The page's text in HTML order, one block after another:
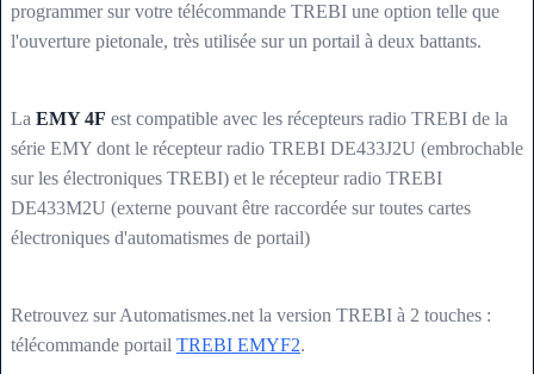
programmer sur votre télécommande TREBI une option telle que
l'ouverture pietonale, très utilisée sur un portail à deux battants.
La EMY 4F est compatible avec les récepteurs radio TREBI de la
série EMY dont le récepteur radio TREBI DE433J2U (embrochable
sur les électroniques TREBI) et le récepteur radio TREBI
DE433M2U (externe pouvant être raccordée sur toutes cartes
électroniques d'automatismes de portail)
Retrouvez sur Automatismes.net la version TREBI à 2 touches :
télécommande portail TREBI EMYF2.